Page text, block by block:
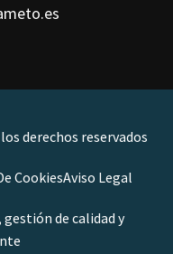
derechos reservados
CookiesAviso Legal
de calidad y